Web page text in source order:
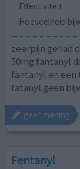
Effectiviteit
Hoeveelheid
zeerpijn gehad
50mg fantanyl
fantanyl en
fatanyl geen
geef mening
Fentanyl